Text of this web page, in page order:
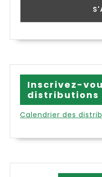
Inscrivez-
distributions
Calendrier des